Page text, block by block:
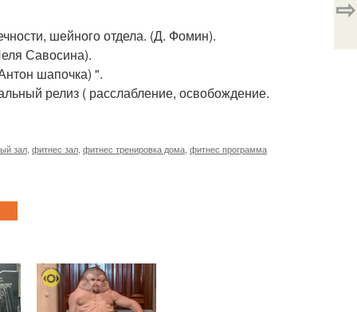
шейного отдела. (Д. Фомин).
Савосина).
шапочка) ".
релиз ( расслабление, освобождение.
зал фитнес зал фитнес тренировка дома фитнес программа
⇨